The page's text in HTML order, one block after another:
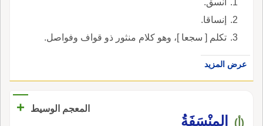
إنساقا.
تكلم [ سجعا ]، وهو كلام منثور ذو قواف وفواصل.
عرض المزيد
المعجم الوسيط +
(أ) المِنْسَفَةُ